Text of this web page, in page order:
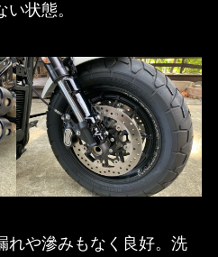
状態。
れや滲みもなく良好。洗